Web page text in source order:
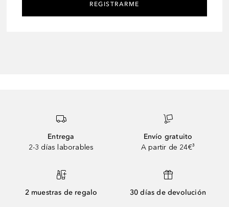
REGISTRARME
Entrega
2-3 días laborables
Envío gratuito
A partir de 24€³
2 muestras de regalo 30 días de devolución